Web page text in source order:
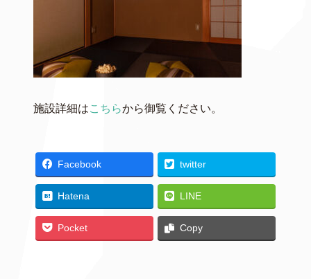
施設詳細はこちらから御覧ください。
Facebook twitter
Hatena LINE
Pocket Copy